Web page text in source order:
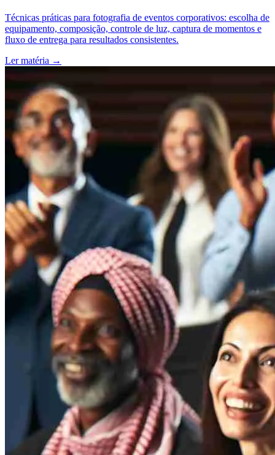
Técnicas práticas para fotografia de eventos corporativos: escolha de
equipamento, composição, controle de luz, captura de momentos e
fluxo de entrega para resultados consistentes.
Ler matéria →